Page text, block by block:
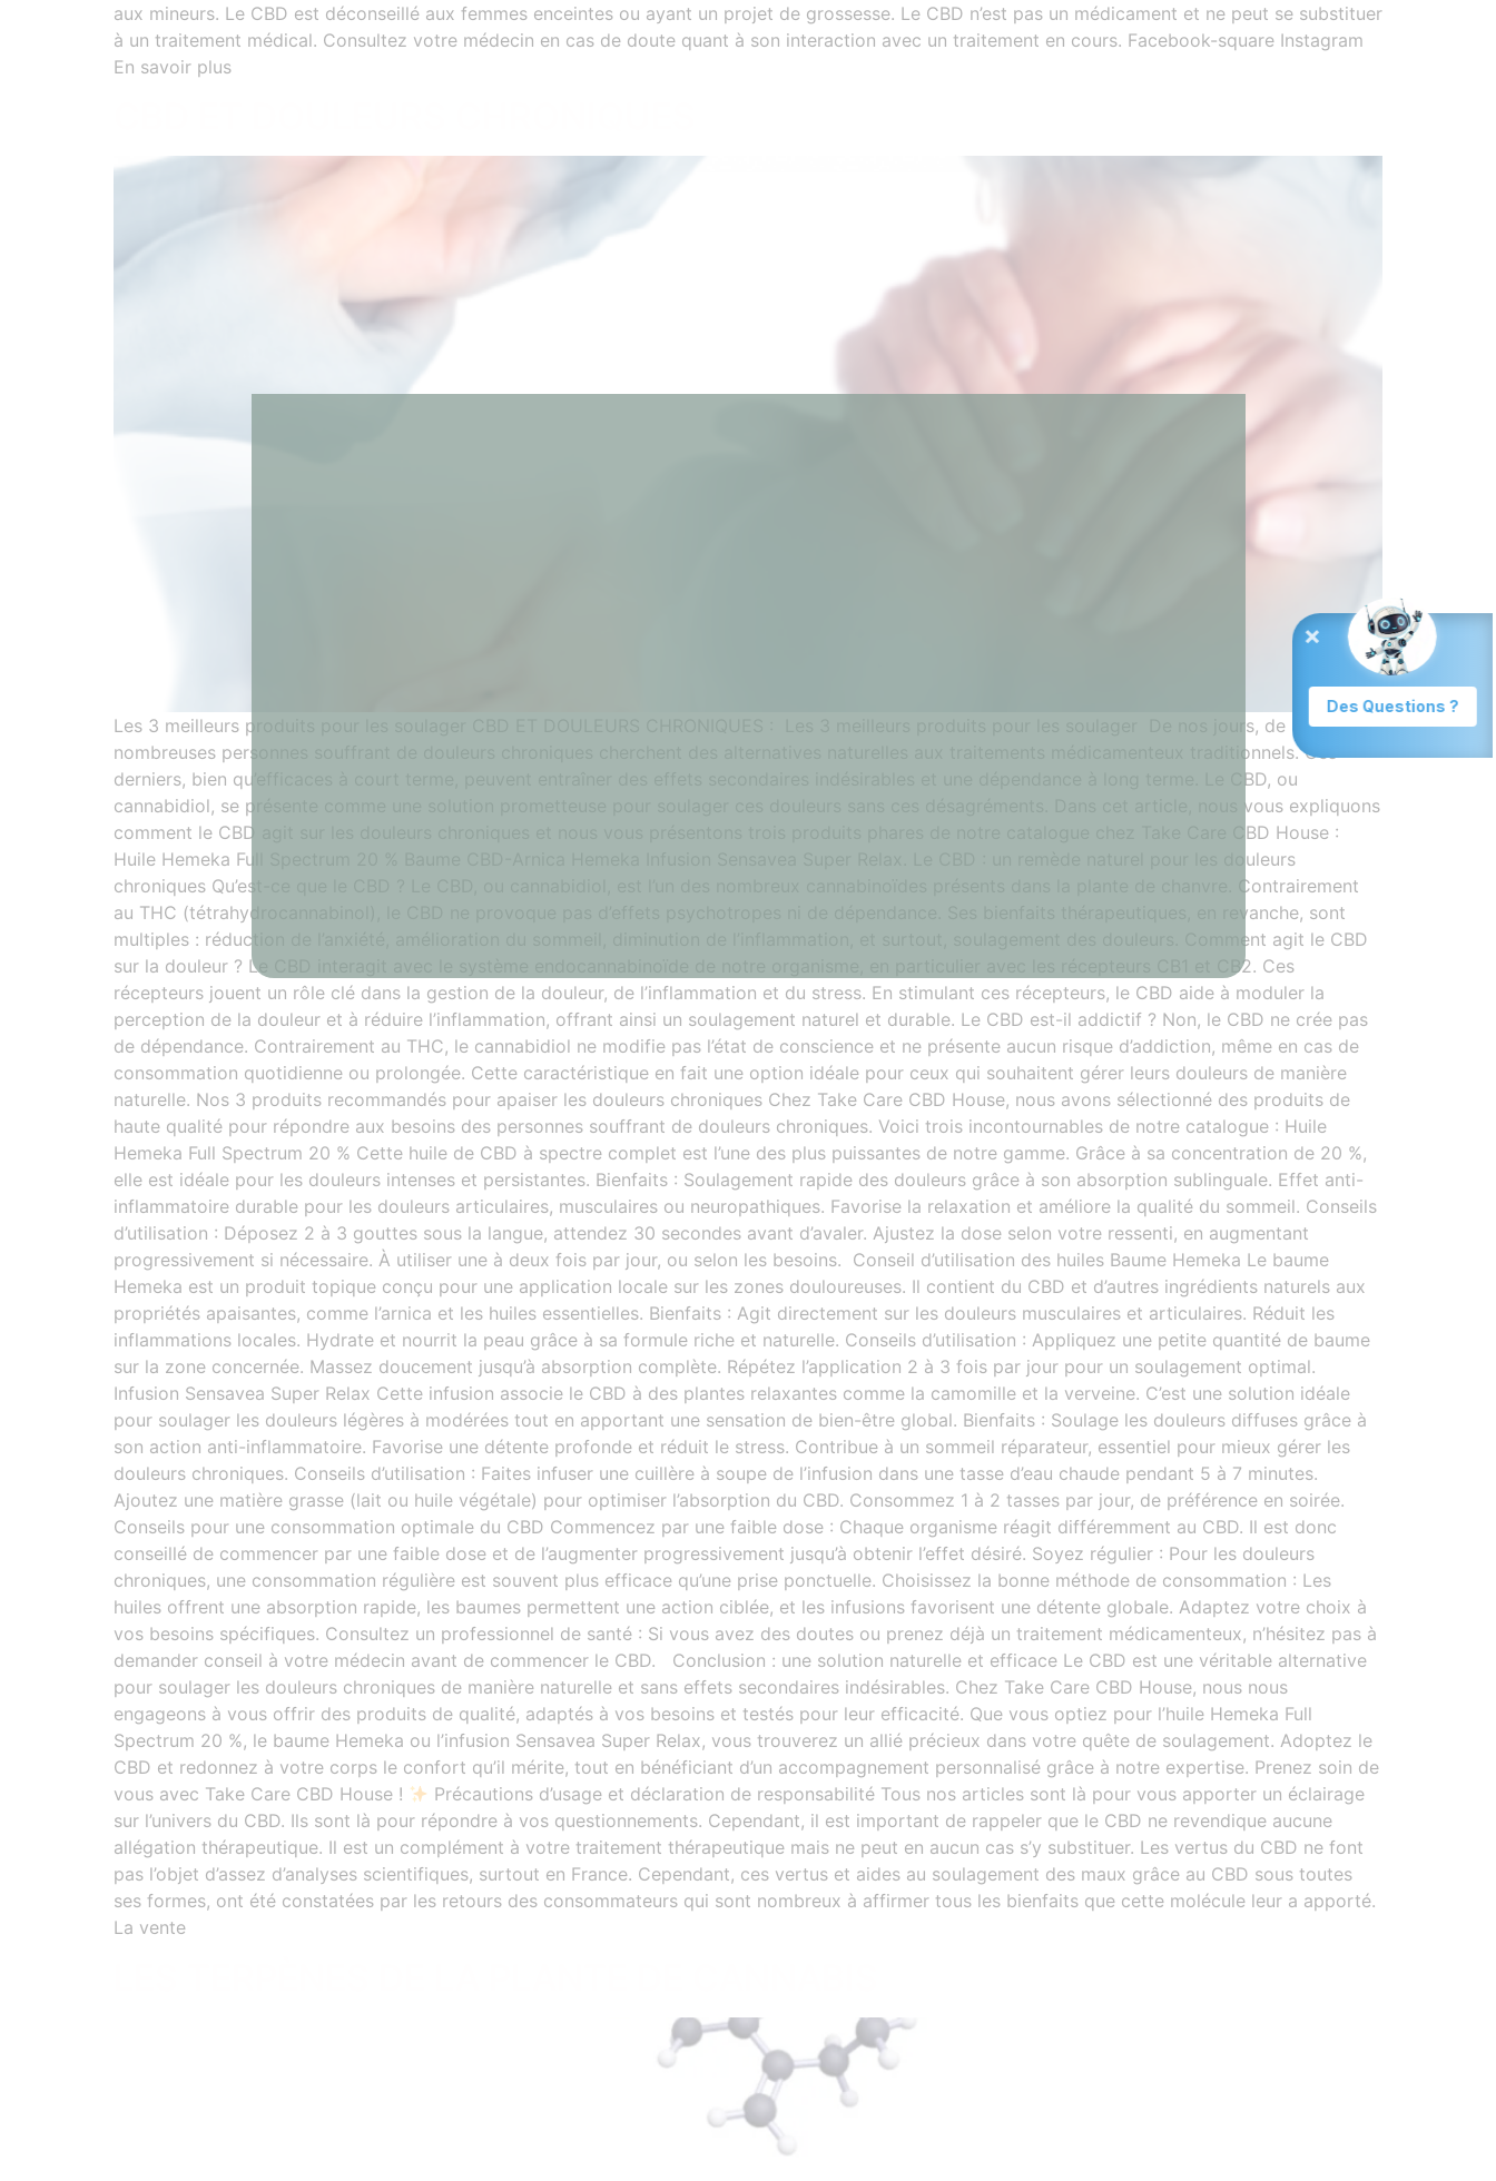
aux mineurs. Le CBD est déconseillé aux femmes enceintes ou ayant un projet de grossesse. Le CBD n’est pas un médicament et ne peut se substituer
à un traitement médical. Consultez votre médecin en cas de doute quant à son interaction avec un traitement en cours. Facebook-square Instagram
En savoir plus
Les 3 meilleurs produits pour les soulager CBD ET DOULEURS CHRONIQUES : Les 3 meilleurs produits pour les soulager De nos jours, de
nombreuses personnes souffrant de douleurs chroniques cherchent des alternatives naturelles aux traitements médicamenteux traditionnels. Ces
derniers, bien qu’efficaces à court terme, peuvent entraîner des effets secondaires indésirables et une dépendance à long terme. Le CBD, ou
cannabidiol, se présente comme une solution prometteuse pour soulager ces douleurs sans ces désagréments. Dans cet article, nous vous expliquons
comment le CBD agit sur les douleurs chroniques et nous vous présentons trois produits phares de notre catalogue chez Take Care CBD House :
Huile Hemeka Full Spectrum 20 % Baume CBD-Arnica Hemeka Infusion Sensavea Super Relax. Le CBD : un remède naturel pour les douleurs
chroniques Qu’est-ce que le CBD ? Le CBD, ou cannabidiol, est l’un des nombreux cannabinoïdes présents dans la plante de chanvre. Contrairement
au THC (tétrahydrocannabinol), le CBD ne provoque pas d’effets psychotropes ni de dépendance. Ses bienfaits thérapeutiques, en revanche, sont
multiples : réduction de l’anxiété, amélioration du sommeil, diminution de l’inflammation, et surtout, soulagement des douleurs. Comment agit le CBD
sur la douleur ? Le CBD interagit avec le système endocannabinoïde de notre organisme, en particulier avec les récepteurs CB1 et CB2. Ces
récepteurs jouent un rôle clé dans la gestion de la douleur, de l’inflammation et du stress. En stimulant ces récepteurs, le CBD aide à moduler la
perception de la douleur et à réduire l’inflammation, offrant ainsi un soulagement naturel et durable. Le CBD est-il addictif ? Non, le CBD ne crée pas
de dépendance. Contrairement au THC, le cannabidiol ne modifie pas l’état de conscience et ne présente aucun risque d’addiction, même en cas de
consommation quotidienne ou prolongée. Cette caractéristique en fait une option idéale pour ceux qui souhaitent gérer leurs douleurs de manière
naturelle. Nos 3 produits recommandés pour apaiser les douleurs chroniques Chez Take Care CBD House, nous avons sélectionné des produits de
haute qualité pour répondre aux besoins des personnes souffrant de douleurs chroniques. Voici trois incontournables de notre catalogue : Huile
Hemeka Full Spectrum 20 % Cette huile de CBD à spectre complet est l’une des plus puissantes de notre gamme. Grâce à sa concentration de 20 %,
elle est idéale pour les douleurs intenses et persistantes. Bienfaits : Soulagement rapide des douleurs grâce à son absorption sublinguale. Effet anti-
inflammatoire durable pour les douleurs articulaires, musculaires ou neuropathiques. Favorise la relaxation et améliore la qualité du sommeil. Conseils
d’utilisation : Déposez 2 à 3 gouttes sous la langue, attendez 30 secondes avant d’avaler. Ajustez la dose selon votre ressenti, en augmentant
progressivement si nécessaire. À utiliser une à deux fois par jour, ou selon les besoins. Conseil d’utilisation des huiles Baume Hemeka Le baume
Hemeka est un produit topique conçu pour une application locale sur les zones douloureuses. Il contient du CBD et d’autres ingrédients naturels aux
propriétés apaisantes, comme l’arnica et les huiles essentielles. Bienfaits : Agit directement sur les douleurs musculaires et articulaires. Réduit les
inflammations locales. Hydrate et nourrit la peau grâce à sa formule riche et naturelle. Conseils d’utilisation : Appliquez une petite quantité de baume
sur la zone concernée. Massez doucement jusqu’à absorption complète. Répétez l’application 2 à 3 fois par jour pour un soulagement optimal.
Infusion Sensavea Super Relax Cette infusion associe le CBD à des plantes relaxantes comme la camomille et la verveine. C’est une solution idéale
pour soulager les douleurs légères à modérées tout en apportant une sensation de bien-être global. Bienfaits : Soulage les douleurs diffuses grâce à
son action anti-inflammatoire. Favorise une détente profonde et réduit le stress. Contribue à un sommeil réparateur, essentiel pour mieux gérer les
douleurs chroniques. Conseils d’utilisation : Faites infuser une cuillère à soupe de l’infusion dans une tasse d’eau chaude pendant 5 à 7 minutes.
Ajoutez une matière grasse (lait ou huile végétale) pour optimiser l’absorption du CBD. Consommez 1 à 2 tasses par jour, de préférence en soirée.
Conseils pour une consommation optimale du CBD Commencez par une faible dose : Chaque organisme réagit différemment au CBD. Il est donc
conseillé de commencer par une faible dose et de l’augmenter progressivement jusqu’à obtenir l’effet désiré. Soyez régulier : Pour les douleurs
chroniques, une consommation régulière est souvent plus efficace qu’une prise ponctuelle. Choisissez la bonne méthode de consommation : Les
huiles offrent une absorption rapide, les baumes permettent une action ciblée, et les infusions favorisent une détente globale. Adaptez votre choix à
vos besoins spécifiques. Consultez un professionnel de santé : Si vous avez des doutes ou prenez déjà un traitement médicamenteux, n’hésitez pas à
demander conseil à votre médecin avant de commencer le CBD. Conclusion : une solution naturelle et efficace Le CBD est une véritable alternative
pour soulager les douleurs chroniques de manière naturelle et sans effets secondaires indésirables. Chez Take Care CBD House, nous nous
engageons à vous offrir des produits de qualité, adaptés à vos besoins et testés pour leur efficacité. Que vous optiez pour l’huile Hemeka Full
Spectrum 20 %, le baume Hemeka ou l’infusion Sensavea Super Relax, vous trouverez un allié précieux dans votre quête de soulagement. Adoptez le
CBD et redonnez à votre corps le confort qu’il mérite, tout en bénéficiant d’un accompagnement personnalisé grâce à notre expertise. Prenez soin de
vous avec Take Care CBD House !
Précautions d’usage et déclaration de responsabilité Tous nos articles sont là pour vous apporter un éclairage
sur l’univers du CBD. Ils sont là pour répondre à vos questionnements. Cependant, il est important de rappeler que le CBD ne revendique aucune
allégation thérapeutique. Il est un complément à votre traitement thérapeutique mais ne peut en aucun cas s’y substituer. Les vertus du CBD ne font
pas l’objet d’assez d’analyses scientifiques, surtout en France. Cependant, ces vertus et aides au soulagement des maux grâce au CBD sous toutes
ses formes, ont été constatées par les retours des consommateurs qui sont nombreux à affirmer tous les bienfaits que cette molécule leur a apporté.
La vente